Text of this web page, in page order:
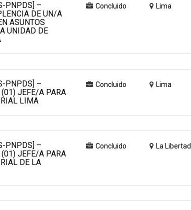
PNPDS] –
DE UN/A
ASUNTOS
UNIDAD DE
Concluido Lima
PNPDS] –
JEFE/A PARA
LIMA
Concluido Lima
PNPDS] –
JEFE/A PARA
DE LA
Concluido La Libertad